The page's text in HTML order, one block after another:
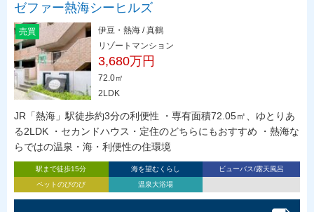
ゼファー熱海シーヒルズ
売買
伊豆・熱海 / 真鶴
リゾートマンション
3,680万円
72.0㎡
2LDK
JR「熱海」駅徒歩約3分の利便性 ・専有面積72.05㎡、ゆとりあ
る2LDK ・セカンドハウス・定住のどちらにもおすすめ ・熱海な
らではの温泉・海・利便性の住環境
駅まで徒歩15分 海を望むくらし
ビューバス/露天風呂
ペットのびのび
温泉大浴場